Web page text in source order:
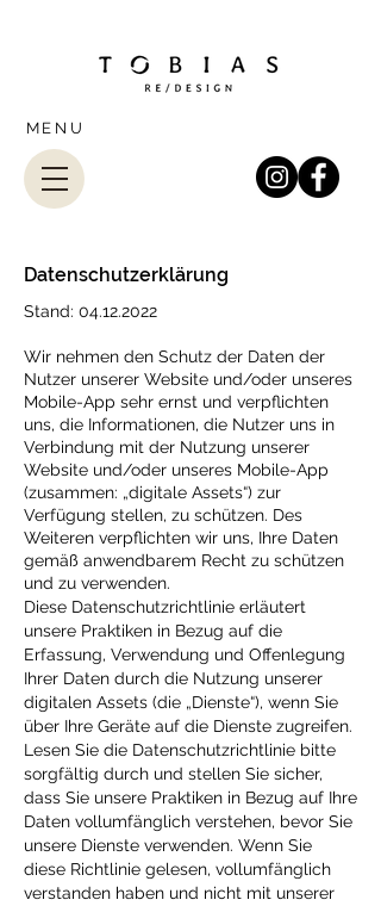
MENU
Datenschutzerklärung
Stand: 04.12.2022
Wir nehmen den Schutz der Daten der
Nutzer unserer Website und/oder unseres
Mobile-App sehr ernst und verpflichten
uns, die Informationen, die Nutzer uns in
Verbindung mit der Nutzung unserer
Website und/oder unseres Mobile-App
(zusammen: „digitale Assets“) zur
Verfügung stellen, zu schützen. Des
Weiteren verpflichten wir uns, Ihre Daten
gemäß anwendbarem Recht zu schützen
und zu verwenden.
Diese Datenschutzrichtlinie erläutert
unsere Praktiken in Bezug auf die
Erfassung, Verwendung und Offenlegung
Ihrer Daten durch die Nutzung unserer
digitalen Assets (die „Dienste“), wenn Sie
über Ihre Geräte auf die Dienste zugreifen.
Lesen Sie die Datenschutzrichtlinie bitte
sorgfältig durch und stellen Sie sicher,
dass Sie unsere Praktiken in Bezug auf Ihre
Daten vollumfänglich verstehen, bevor Sie
unsere Dienste verwenden. Wenn Sie
diese Richtlinie gelesen, vollumfänglich
verstanden haben und nicht mit unserer